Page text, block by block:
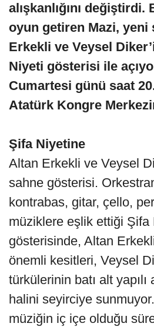
alışkanlığını
oyun getiren Mazi, yeni
Erkekli ve Veysel
Niyeti gösterisi ile
Cumartesi günü saat
Atatürk Kongre
Şifa Niyetine
Altan Erkekli ve Veysel
sahne gösterisi.
kontrabas, gitar, çello,
müziklere eşlik ettiği Şifa
gösterisinde, Altan
önemli kesitleri, Veysel
türkülerinin batı alt
halini seyirciye
müziğin iç içe olduğu